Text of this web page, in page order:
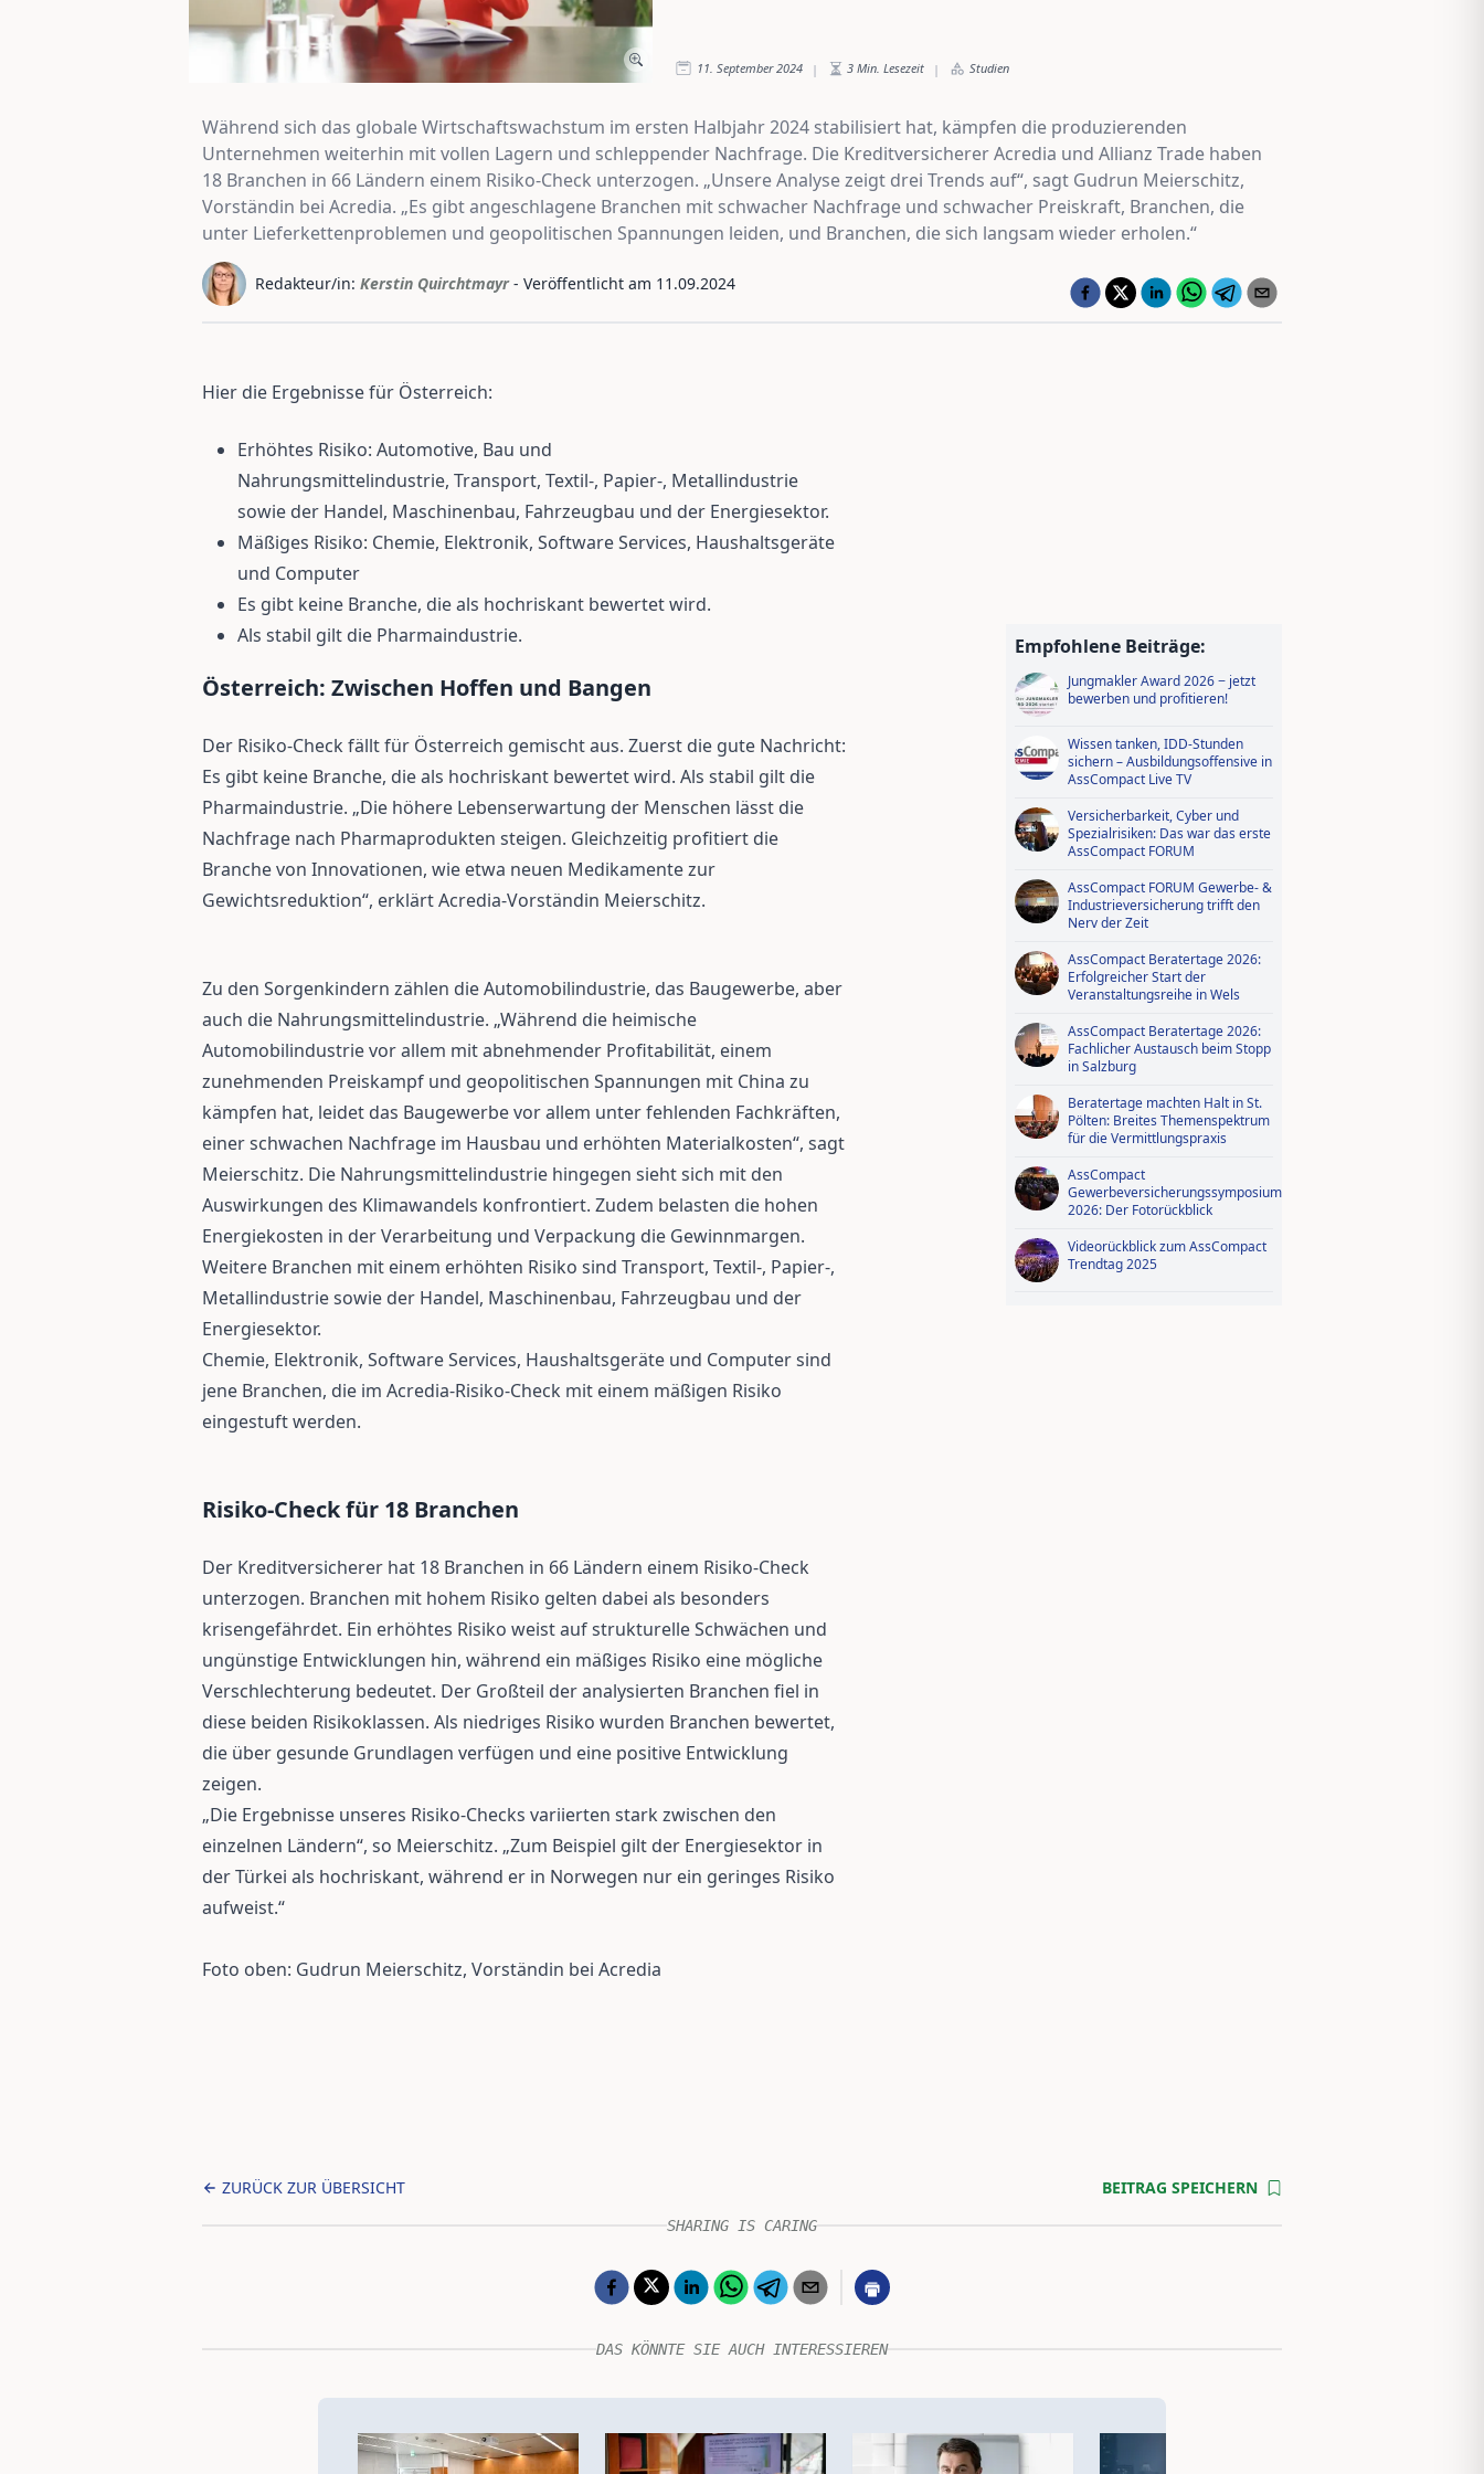
11. September 2024 | 3 Min. Lesezeit | Studien
Während sich das globale Wirtschaftswachstum im ersten Halbjahr 2024 stabilisiert hat, kämpfen die produzierenden
Unternehmen weiterhin mit vollen Lagern und schleppender Nachfrage. Die Kreditversicherer Acredia und Allianz Trade haben
18 Branchen in 66 Ländern einem Risiko-Check unterzogen. „Unsere Analyse zeigt drei Trends auf“, sagt Gudrun Meierschitz,
Vorständin bei Acredia. „Es gibt angeschlagene Branchen mit schwacher Nachfrage und schwacher Preiskraft, Branchen, die
unter Lieferkettenproblemen und geopolitischen Spannungen leiden, und Branchen, die sich langsam wieder erholen.“
Redakteur/in: Kerstin Quirchtmayr - Veröffentlicht am 11.09.2024
Hier die Ergebnisse für Österreich:
Erhöhtes Risiko: Automotive, Bau und
Nahrungsmittelindustrie, Transport, Textil-, Papier-, Metallindustrie
sowie der Handel, Maschinenbau, Fahrzeugbau und der Energiesektor.
Mäßiges Risiko: Chemie, Elektronik, Software Services, Haushaltsgeräte
und Computer
Es gibt keine Branche, die als hochriskant bewertet wird.
Als stabil gilt die Pharmaindustrie.
Österreich: Zwischen Hoffen und Bangen
Der Risiko-Check fällt für Österreich gemischt aus. Zuerst die gute Nachricht:
Es gibt keine Branche, die als hochriskant bewertet wird. Als stabil gilt die
Pharmaindustrie. „Die höhere Lebenserwartung der Menschen lässt die
Nachfrage nach Pharmaprodukten steigen. Gleichzeitig profitiert die
Branche von Innovationen, wie etwa neuen Medikamente zur
Gewichtsreduktion“, erklärt Acredia-Vorständin Meierschitz.
Zu den Sorgenkindern zählen die Automobilindustrie, das Baugewerbe, aber
auch die Nahrungsmittelindustrie. „Während die heimische
Automobilindustrie vor allem mit abnehmender Profitabilität, einem
zunehmenden Preiskampf und geopolitischen Spannungen mit China zu
kämpfen hat, leidet das Baugewerbe vor allem unter fehlenden Fachkräften,
einer schwachen Nachfrage im Hausbau und erhöhten Materialkosten“, sagt
Meierschitz. Die Nahrungsmittelindustrie hingegen sieht sich mit den
Auswirkungen des Klimawandels konfrontiert. Zudem belasten die hohen
Energiekosten in der Verarbeitung und Verpackung die Gewinnmargen.
Weitere Branchen mit einem erhöhten Risiko sind Transport, Textil-, Papier-,
Metallindustrie sowie der Handel, Maschinenbau, Fahrzeugbau und der
Energiesektor.
Chemie, Elektronik, Software Services, Haushaltsgeräte und Computer sind
jene Branchen, die im Acredia-Risiko-Check mit einem mäßigen Risiko
eingestuft werden.
Risiko-Check für 18 Branchen
Der Kreditversicherer hat 18 Branchen in 66 Ländern einem Risiko-Check
unterzogen. Branchen mit hohem Risiko gelten dabei als besonders
krisengefährdet. Ein erhöhtes Risiko weist auf strukturelle Schwächen und
ungünstige Entwicklungen hin, während ein mäßiges Risiko eine mögliche
Verschlechterung bedeutet. Der Großteil der analysierten Branchen fiel in
diese beiden Risikoklassen. Als niedriges Risiko wurden Branchen bewertet,
die über gesunde Grundlagen verfügen und eine positive Entwicklung
zeigen.
„Die Ergebnisse unseres Risiko-Checks variierten stark zwischen den
einzelnen Ländern“, so Meierschitz. „Zum Beispiel gilt der Energiesektor in
der Türkei als hochriskant, während er in Norwegen nur ein geringes Risiko
aufweist.“
Foto oben: Gudrun Meierschitz, Vorständin bei Acredia
Empfohlene Beiträge:
Jungmakler Award 2026 − jetzt
bewerben und profitieren!
Wissen tanken, IDD-Stunden
sichern – Ausbildungsoffensive in
AssCompact Live TV
Versicherbarkeit, Cyber und
Spezialrisiken: Das war das erste
AssCompact FORUM
AssCompact FORUM Gewerbe- &
Industrieversicherung trifft den
Nerv der Zeit
AssCompact Beratertage 2026:
Erfolgreicher Start der
Veranstaltungsreihe in Wels
AssCompact Beratertage 2026:
Fachlicher Austausch beim Stopp
in Salzburg
Beratertage machten Halt in St.
Pölten: Breites Themenspektrum
für die Vermittlungspraxis
AssCompact
Gewerbeversicherungssymposium
2026: Der Fotorückblick
Videorückblick zum AssCompact
Trendtag 2025
ZURÜCK ZUR ÜBERSICHT BEITRAG SPEICHERN
SHARING IS CARING
DAS KÖNNTE SIE AUCH INTERESSIEREN